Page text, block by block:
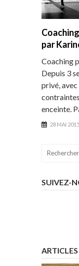
par
Coaching
Depuis 3
privé,
enceinte.
28 MAI 2015
SUIVEZ-